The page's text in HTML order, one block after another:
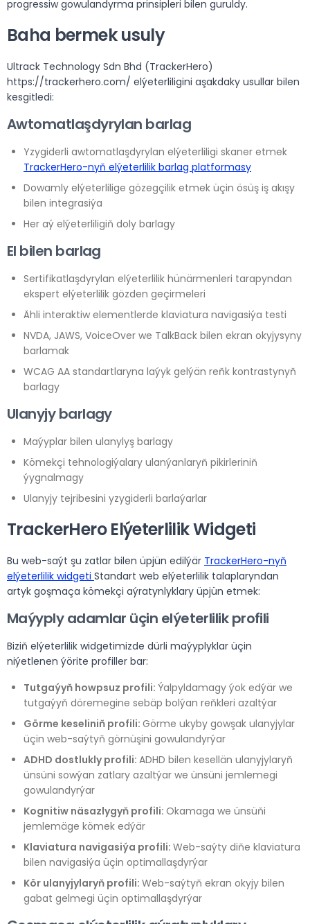
progressiw gowulandyrma prinsipleri bilen guruldy.
Baha bermek usuly
Ultrack Technology Sdn Bhd (TrackerHero)
https://trackerhero.com/ elýeterliligini aşakdaky usullar bilen
kesgitledi:
Awtomatlaşdyrylan barlag
Yzygiderli awtomatlaşdyrylan elýeterliligi skaner etmek
TrackerHero-nyň elýeterlilik barlag platformasy
Dowamly elýeterlilige gözegçilik etmek üçin ösüş iş akışy
bilen integrasiýa
Her aý elýeterliligiň doly barlagy
El bilen barlag
Sertifikatlaşdyrylan elýeterlilik hünärmenleri tarapyndan
ekspert elýeterlilik gözden geçirmeleri
Ähli interaktiw elementlerde klaviatura navigasiýa testi
NVDA, JAWS, VoiceOver we TalkBack bilen ekran okyjysyny
barlamak
WCAG AA standartlaryna laýyk gelýän reňk kontrastynyň
barlagy
Ulanyjy barlagy
Maýyplar bilen ulanylyş barlagy
Kömekçi tehnologiýalary ulanýanlaryň pikirleriniň
ýygnalmagy
Ulanyjy tejribesini yzygiderli barlaýarlar
TrackerHero Elýeterlilik Widgeti
Bu web-saýt şu zatlar bilen üpjün edilýär TrackerHero-nyň
elýeterlilik widgeti Standart web elýeterlilik talaplaryndan
artyk goşmaça kömekçi aýratynlyklary üpjün etmek:
Maýyply adamlar üçin elýeterlilik profili
Biziň elýeterlilik widgetimizde dürli maýyplyklar üçin
niýetlenen ýörite profiller bar:
Tutgaýyň howpsuz profili: Ýalpyldamagy ýok edýär we
tutgaýyň döremegine sebäp bolýan reňkleri azaltýar
Görme keseliniň profili: Görme ukyby gowşak ulanyjylar
üçin web-saýtyň görnüşini gowulandyrýar
ADHD dostlukly profili: ADHD bilen kesellän ulanyjylaryň
ünsüni sowýan zatlary azaltýar we ünsüni jemlemegi
gowulandyrýar
Kognitiw näsazlygyň profili: Okamaga we ünsüňi
jemlemäge kömek edýär
Klaviatura navigasiýa profili: Web-saýty diňe klaviatura
bilen navigasiýa üçin optimallaşdyrýar
Kör ulanyjylaryň profili: Web-saýtyň ekran okyjy bilen
gabat gelmegi üçin optimallaşdyrýar